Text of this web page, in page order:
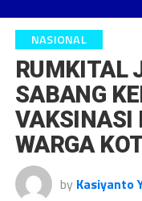
NASIONAL
RUMKITAL
SABANG
VAKSINASI
WARGA
by Kasiyanto